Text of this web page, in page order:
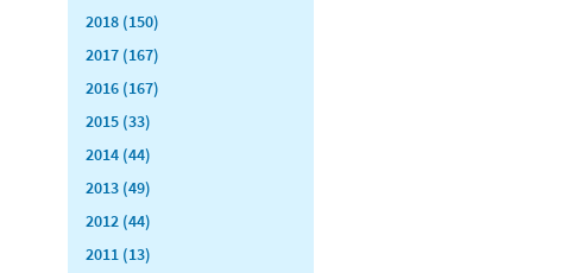
2018 (150)
2017 (167)
2016 (167)
2015 (33)
2014 (44)
2013 (49)
2012 (44)
2011 (13)